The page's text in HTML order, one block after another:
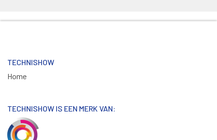
TECHNISHOW
Home
TECHNISHOW IS EEN MERK VAN: